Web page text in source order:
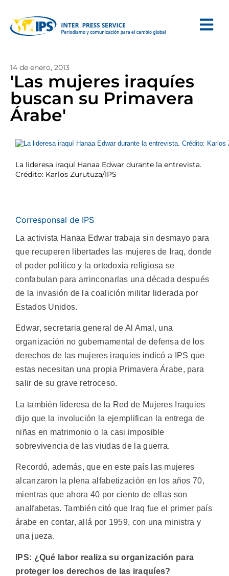
14 de enero, 2013
'Las mujeres iraquíes
buscan su Primavera
Árabe'
La lideresa iraquí Hanaa Edwar durante la entrevista.
Crédito: Karlos Zurutuza/IPS
Corresponsal de IPS
La activista Hanaa Edwar trabaja sin desmayo para
que recuperen libertades las mujeres de Iraq, donde
el poder político y la ortodoxia religiosa se
confabulan para arrinconarlas una década después
de la invasión de la coalición militar liderada por
Estados Unidos.
Edwar, secretaria general de Al Amal, una
organización no gubernamental de defensa de los
derechos de las mujeres iraquies indicó a IPS que
estas necesitan una propia Primavera Árabe, para
salir de su grave retroceso.
La también lideresa de la Red de Mujeres Iraquies
dijo que la involución la ejemplifican la entrega de
niñas en matrimonio o la casi imposible
sobrevivencia de las viudas de la guerra.
Recordó, además, que en este país las mujeres
alcanzaron la plena alfabetización en los años 70,
mientras que ahora 40 por ciento de ellas son
analfabetas. También citó que Iraq fue el primer país
árabe en contar, allá por 1959, con una ministra y
una jueza.
IPS: ¿Qué labor realiza su organización para
proteger los derechos de las iraquíes?